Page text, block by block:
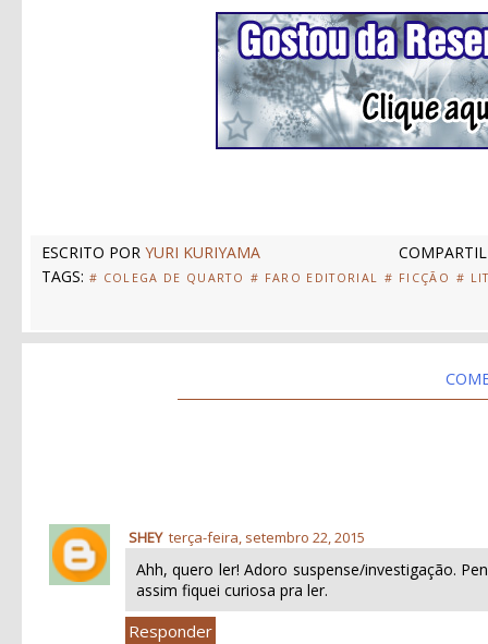
ESCRITO POR YURI KURIYAMA
TAGS: # COLEGA DE QUARTO # FARO EDITORIAL # FICÇÃO #
SHEY terça-feira, setembro 22, 2015
Ahh, quero ler! Adoro suspense/investigação.
assim fiquei curiosa pra ler.
Responder